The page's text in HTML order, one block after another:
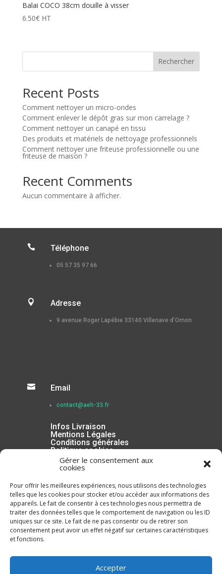
Gérer le consentement aux
cookies
Pour offrir les meilleures expériences, nous utilisons des technologies
telles que les cookies pour stocker et/ou accéder aux informations des
appareils. Le fait de consentir à ces technologies nous permettra de
traiter des données telles que le comportement de navigation ou les ID
uniques sur ce site. Le fait de ne pas consentir ou de retirer son
consentement peut avoir un effet négatif sur certaines caractéristiques
et fonctions.
Accepter
Balai COCO 38cm douille à visser
6.50€ HT
Rechercher
Recent Posts
Comment nettoyer un micro-ondes
Comment enlever le dépôt gras sur mon carrelage ?
Comment nettoyer un canapé en tissu
Des produits et matériels de nettoyage professionnels
Comment nettoyer une friteuse professionnelle ou une
friteuse de maison ?
Recent Comments
Aucun commentaire à afficher.
 Téléphone
05 57 35 97 66
 Adresse
9 avenue Roger Lapébie 33140 Villenave d’Ornon
 Email
contact@aeh-33.fr
Infos Livraison
Mentions Légales
Conditions générales
Politique cookies